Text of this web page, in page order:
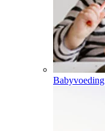
Babyvoeding